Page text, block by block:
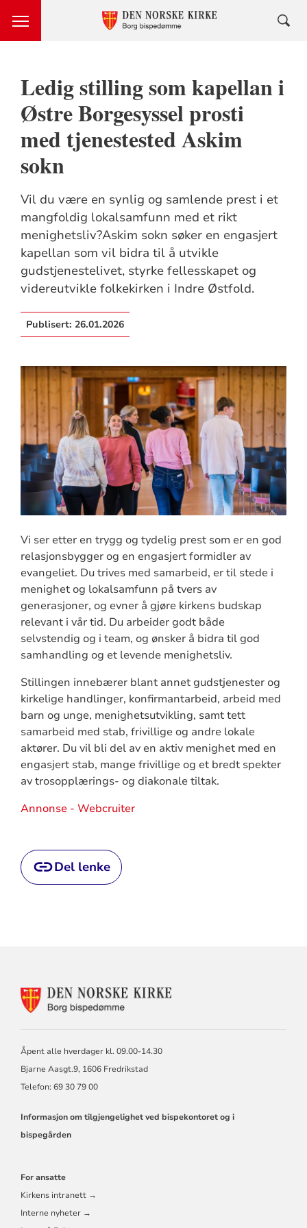
Ledig stilling som kapellan i
Østre Borgesyssel prosti
med tjenestested Askim
sokn
Vil du være en synlig og samlende prest i et
mangfoldig lokalsamfunn med et rikt
menighetsliv?Askim sokn søker en engasjert
kapellan som vil bidra til å utvikle
gudstjenestelivet, styrke fellesskapet og
videreutvikle folkekirken i Indre Østfold.
Publisert: 26.01.2026
Vi ser etter en trygg og tydelig prest som er en god
relasjonsbygger og en engasjert formidler av
evangeliet. Du trives med samarbeid, er til stede i
menighet og lokalsamfunn på tvers av
generasjoner, og evner å gjøre kirkens budskap
relevant i vår tid. Du arbeider godt både
selvstendig og i team, og ønsker å bidra til god
samhandling og et levende menighetsliv.
Stillingen innebærer blant annet gudstjenester og
kirkelige handlinger, konfirmantarbeid, arbeid med
barn og unge, menighetsutvikling, samt tett
samarbeid med stab, frivillige og andre lokale
aktører. Du vil bli del av en aktiv menighet med en
engasjert stab, mange frivillige og et bredt spekter
av trosopplærings- og diakonale tiltak.
Annonse - Webcruiter
Del lenke
KONTAKTINFORMASJON
Åpent alle hverdager kl. 09.00-14.30
Bjarne Aasgt.9, 1606 Fredrikstad
Telefon: 69 30 79 00
Informasjon om tilgjengelighet ved bispekontoret og i
bispegården
For ansatte
Kirkens intranett →
Interne nyheter →